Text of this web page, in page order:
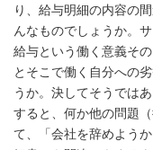
り、給与明細の内容の
んなものでしょうか。
給与という働く意義そ
とそこで働く自分への
うか。決してそうでは
すると、何か他の問題
て、「会社を辞めよう